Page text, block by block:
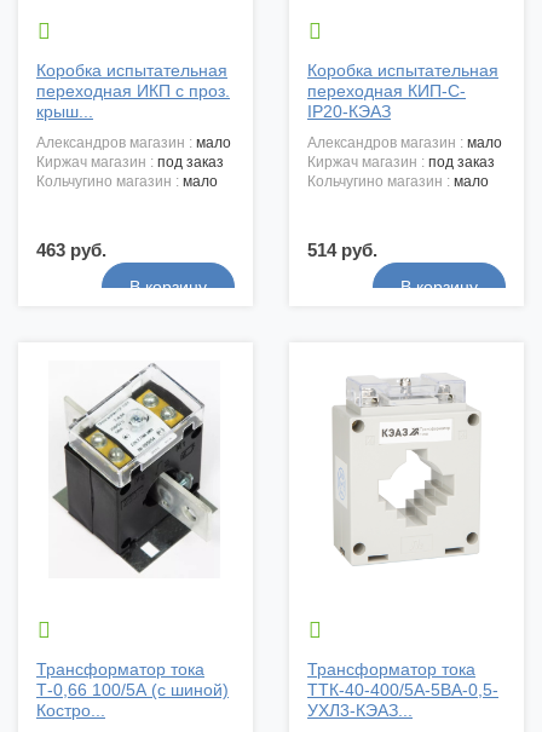

Коробка испытательная
переходная ИКП с проз.
крыш...
александров магазин : мало
киржач магазин : под заказ
кольчугино магазин : мало
463 руб.

Коробка испытательная
переходная КИП-С-
IP20-КЭАЗ
александров магазин : мало
киржач магазин : под заказ
кольчугино магазин : мало
514 руб.

Трансформатор тока
Т-0,66 100/5А (с шиной)
Костро...

Трансформатор тока
ТТК-40-400/5А-5ВА-0,5-
УХЛ3-КЭАЗ...